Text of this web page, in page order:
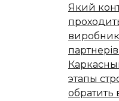
Який
партнерів
этапы